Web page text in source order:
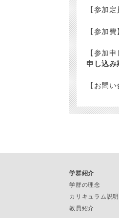
【参加
【参加
【参加
申し込み
【お問
学群紹介
学群の理念
カリキュラム説明
教員紹介